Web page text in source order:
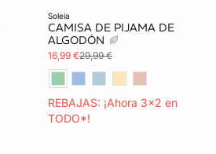
soleia
CAMISA DE PIJAMA DE
ALGODÓN
16,99 €29,99 €
REBAJAS: ¡Ahora 3x2 en
TODO*!